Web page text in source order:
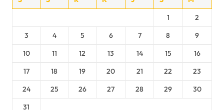
1
2
3
4 5 6 7 8
9
10
11 12 13 14 15
16
17
18 19 20 21 22
23
24
25 26 27 28 29
30
31